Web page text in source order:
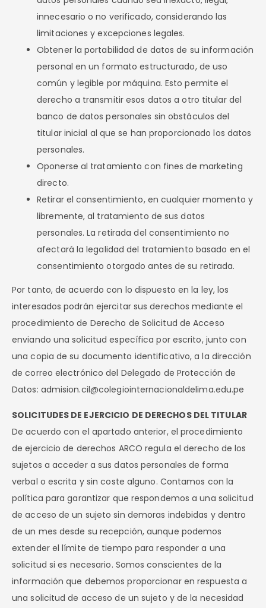
innecesario o no verificado, considerando las
limitaciones y excepciones legales.
Obtener la portabilidad de datos de su información
personal en un formato estructurado, de uso
común y legible por máquina. Esto permite el
derecho a transmitir esos datos a otro titular del
banco de datos personales sin obstáculos del
titular inicial al que se han proporcionado los datos
personales.
Oponerse al tratamiento con fines de marketing
directo.
Retirar el consentimiento, en cualquier momento y
libremente, al tratamiento de sus datos
personales. La retirada del consentimiento no
afectará la legalidad del tratamiento basado en el
consentimiento otorgado antes de su retirada.
Por tanto, de acuerdo con lo dispuesto en la ley, los
interesados podrán ejercitar sus derechos mediante el
procedimiento de Derecho de Solicitud de Acceso
enviando una solicitud específica por escrito, junto con
una copia de su documento identificativo, a la dirección
de correo electrónico del Delegado de Protección de
Datos: admision.cil@colegiointernacionaldelima.edu.pe
SOLICITUDES DE EJERCICIO DE DERECHOS DEL TITULAR
De acuerdo con el apartado anterior, el procedimiento
de ejercicio de derechos ARCO regula el derecho de los
sujetos a acceder a sus datos personales de forma
verbal o escrita y sin coste alguno. Contamos con la
política para garantizar que respondemos a una solicitud
de acceso de un sujeto sin demoras indebidas y dentro
de un mes desde su recepción, aunque podemos
extender el límite de tiempo para responder a una
solicitud si es necesario. Somos conscientes de la
información que debemos proporcionar en respuesta a
una solicitud de acceso de un sujeto y de la necesidad